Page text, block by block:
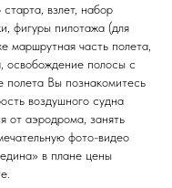
взлет, набор
фигуры пилотажа (для
маршрутная часть полета,
освобождение полосы с
Вы познакомитесь
воздушного судна
от аэродрома, занять
фото-видео
в плане цены